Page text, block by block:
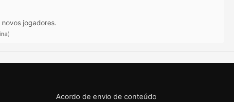
jogadores.
Acordo de envio de conteúdo